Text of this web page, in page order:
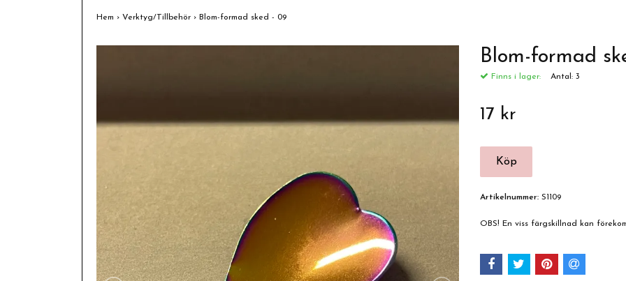
Hem › Verktyg/Tillbehör › Blom-formad sked - 09
Blom-formad
Finns i lager: Antal: 3
17 kr
Artikelnummer: S1109
OBS! En viss färgskillnad kan